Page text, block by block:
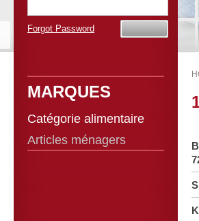
Forgot Password
MARQUES
Catégorie alimentaire
Articles ménagers